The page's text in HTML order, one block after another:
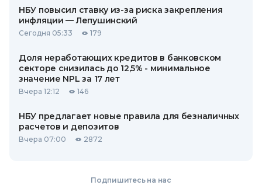
НБУ повысил ставку из-за риска закрепления
инфляции — Лепушинский
Сегодня 05:33 179
Доля неработающих кредитов в банковском
секторе снизилась до 12,5% - минимальное
значение NPL за 17 лет
Вчера 12:12 146
НБУ предлагает новые правила для безналичных
расчетов и депозитов
Вчера 07:00 2872
Подпишитесь на нас